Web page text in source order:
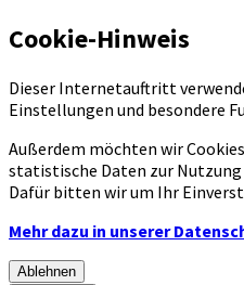
Cookie-Hinweis
Dieser Internetauftritt
Einstellungen und besondere
Außerdem möchten wir
statistische Daten zur
Dafür bitten wir um Ihr
Mehr dazu in unserer
Ablehnen